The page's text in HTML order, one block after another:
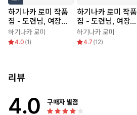
하기나카 로미 작품
집 - 도련님, 여장은
그만두세요
하기나카 로미
4.0 (1)
하기나카 로미 작품
집 - 도련님, 여장은
그만두세요
하기나카 로미
4.7 (12)
리뷰
4.0 구매자 별점